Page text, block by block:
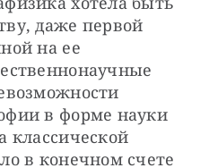
даже первой
на ее
в форме науки
классической
в конечном счете